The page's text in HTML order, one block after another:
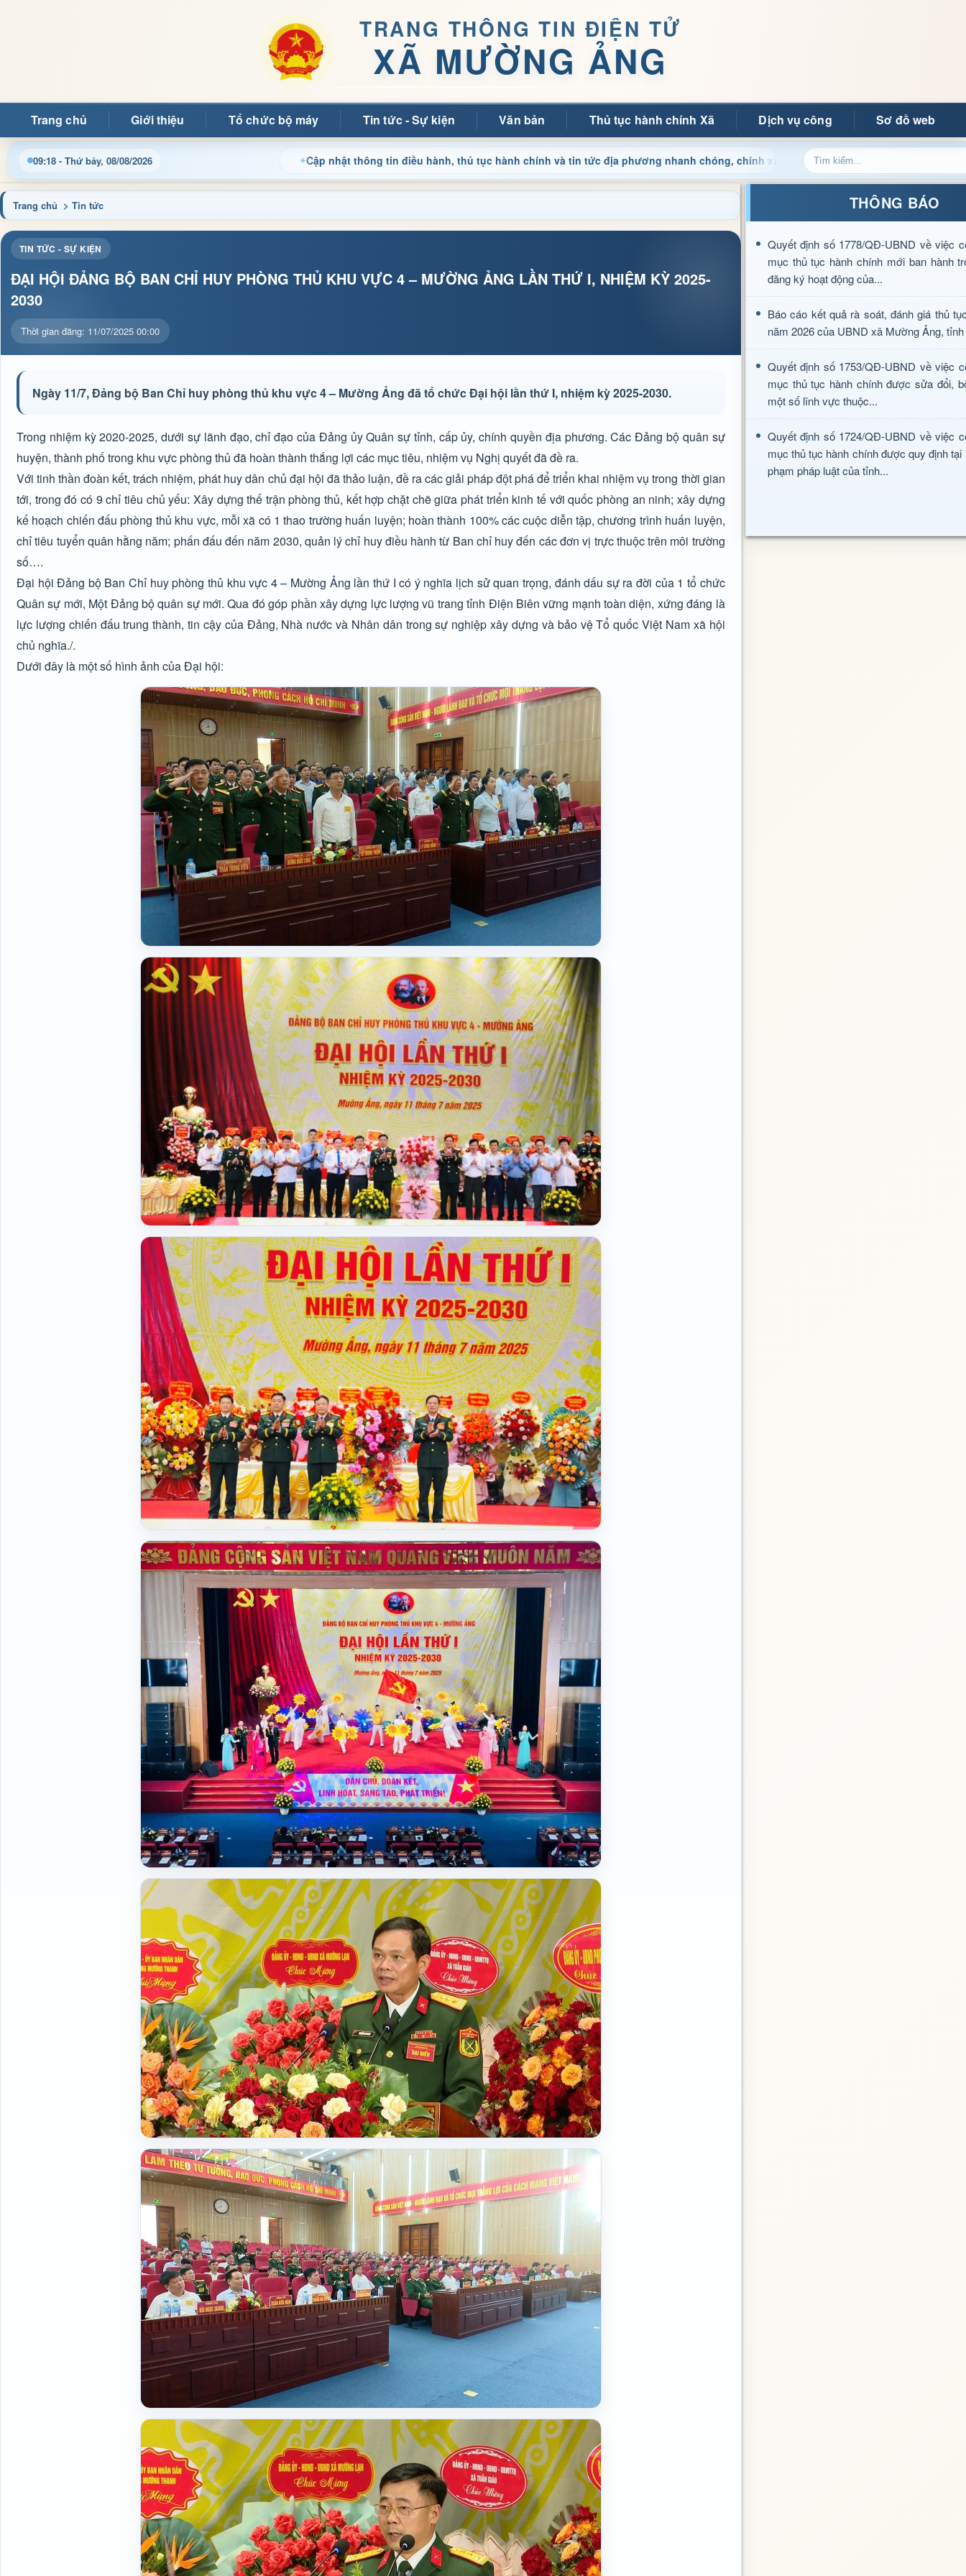
TRANG THÔNG TIN ĐIỆN TỬ
XÃ MƯỜNG ẢNG
Trang chủ Giới thiệu Tổ chức bộ máy Tin tức - Sự kiện Văn bản Thủ tục hành chính Xã Dịch vụ công Sơ đồ web
09:18 - Thứ bảy, 08/08/2026
thông tin điện tử xã Mường Ảng Cập nhật thông tin điều hành, thủ tục hành chính và tin tức địa phương nhanh chóng, chính xác Chào mừng quý bạn đọc đến với Trang
Trang chủ > Tin tức
TIN TỨC - SỰ KIỆN
ĐẠI HỘI ĐẢNG BỘ BAN CHỈ HUY PHÒNG THỦ KHU VỰC 4 – MƯỜNG ẢNG LẦN THỨ I, NHIỆM KỲ 2025-
2030
Thời gian đăng: 11/07/2025 00:00
Ngày 11/7, Đảng bộ Ban Chỉ huy phòng thủ khu vực 4 – Mường Ảng đã tổ chức Đại hội lần thứ I, nhiệm kỳ 2025-2030.
Trong nhiệm kỳ 2020-2025, dưới sự lãnh đạo, chỉ đạo của Đảng ủy Quân sự tỉnh, cấp ủy, chính quyền địa phương. Các Đảng bộ quân sự
huyện, thành phố trong khu vực phòng thủ đã hoàn thành thắng lợi các mục tiêu, nhiệm vụ Nghị quyết đã đề ra.
Với tinh thần đoàn kết, trách nhiệm, phát huy dân chủ đại hội đã thảo luận, đề ra các giải pháp đột phá để triển khai nhiệm vụ trong thời gian
tới, trong đó có 9 chỉ tiêu chủ yếu: Xây dựng thế trận phòng thủ, kết hợp chặt chẽ giữa phát triển kinh tế với quốc phòng an ninh; xây dựng
kế hoạch chiến đấu phòng thủ khu vực, mỗi xã có 1 thao trường huấn luyện; hoàn thành 100% các cuộc diễn tập, chương trình huấn luyện,
chỉ tiêu tuyển quân hằng năm; phấn đấu đến năm 2030, quản lý chỉ huy điều hành từ Ban chỉ huy đến các đơn vị trực thuộc trên môi trường
số….
Đại hội Đảng bộ Ban Chỉ huy phòng thủ khu vực 4 – Mường Ảng lần thứ I có ý nghĩa lịch sử quan trọng, đánh dấu sự ra đời của 1 tổ chức
Quân sự mới, Một Đảng bộ quân sự mới. Qua đó góp phần xây dựng lực lượng vũ trang tỉnh Điện Biên vững mạnh toàn diện, xứng đáng là
lực lượng chiến đấu trung thành, tin cậy của Đảng, Nhà nước và Nhân dân trong sự nghiệp xây dựng và bảo vệ Tổ quốc Việt Nam xã hội
chủ nghĩa./.
Dưới đây là một số hình ảnh của Đại hội:
THÔNG BÁO
Quyết định số 1778/QĐ-UBND về việc
mục thủ tục hành chính mới ban hành
đăng ký hoạt động của...
Báo cáo kết quả rà soát, đánh giá thủ
năm 2026 của UBND xã Mường Ảng,
Quyết định số 1753/QĐ-UBND về việc
mục thủ tục hành chính được sửa đổi,
một số lĩnh vực thuộc...
Quyết định số 1724/QĐ-UBND về việc
mục thủ tục hành chính được quy định tại
phạm pháp luật của tỉnh...